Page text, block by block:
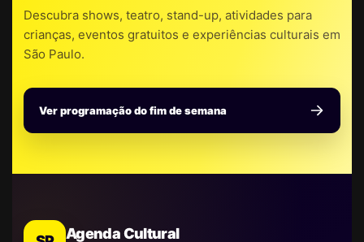
Descubra shows, teatro, stand-up, atividades para
crianças, eventos gratuitos e experiências culturais em
São Paulo.
Ver programação do fim de semana
Agenda Cultural